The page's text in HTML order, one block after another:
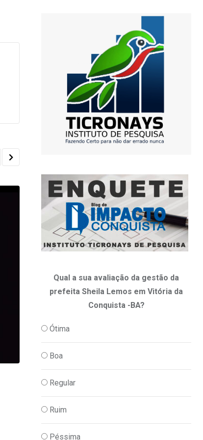
POLITICA,TV IMPACTO
casos emergenciais
Qual a sua avaliação da gestão da
prefeita Sheila Lemos em Vitória da
Conquista -BA?
Ótima
Boa
Regular
Ruim
Péssima